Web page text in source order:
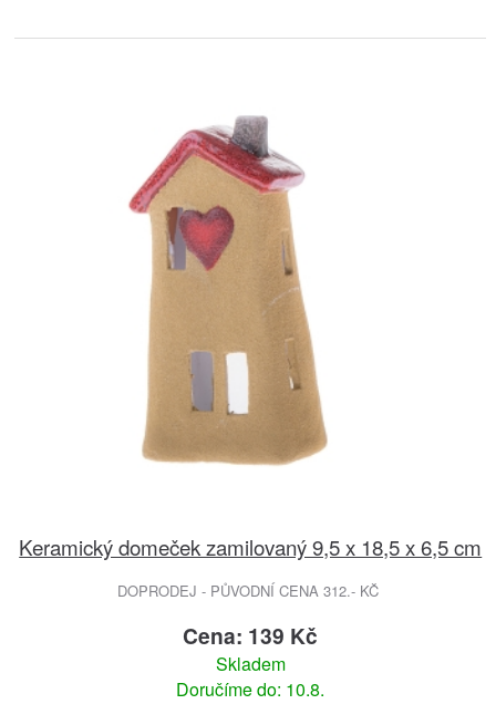
Keramický domeček zamilovaný 9,5 x 18,5 x 6,5 cm
DOPRODEJ - PŮVODNÍ CENA 312.- KČ
Cena: 139 Kč
Skladem
Doručíme do: 10.8.